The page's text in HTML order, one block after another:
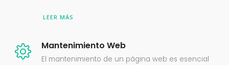
LEER MÁS
Mantenimiento Web
El mantenimiento de un página web es esencial